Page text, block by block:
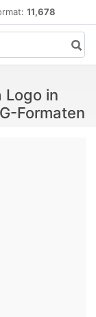
11,678
Logo in
Formaten